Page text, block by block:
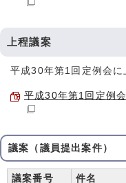
上程議案
平成30年第1回定例会に
平成30年第1回定例
議案（議員提出案件）
議案番号
件名